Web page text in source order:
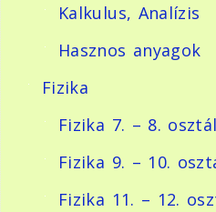
Kalkulus, Analízis
Hasznos anyagok
Fizika
Fizika 7. – 8.
Fizika 9. – 10.
Fizika 11. – 12.